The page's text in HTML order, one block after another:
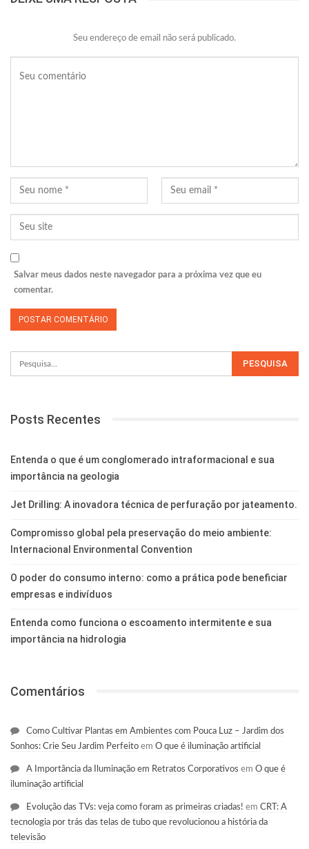
Seu endereço de email não será publicado.
Salvar meus dados neste navegador para a próxima vez que eu
comentar.
Posts Recentes
Entenda o que é um conglomerado intraformacional e sua
importância na geologia
Jet Drilling: A inovadora técnica de perfuração por jateamento.
Compromisso global pela preservação do meio ambiente:
Internacional Environmental Convention
O poder do consumo interno: como a prática pode beneficiar
empresas e indivíduos
Entenda como funciona o escoamento intermitente e sua
importância na hidrologia
Comentários
Como Cultivar Plantas em Ambientes com Pouca Luz – Jardim dos
Sonhos: Crie Seu Jardim Perfeito em O que é iluminação artificial
A Importância da Iluminação em Retratos Corporativos em O que é
iluminação artificial
Evolução das TVs: veja como foram as primeiras criadas! em CRT: A
tecnologia por trás das telas de tubo que revolucionou a história da
televisão